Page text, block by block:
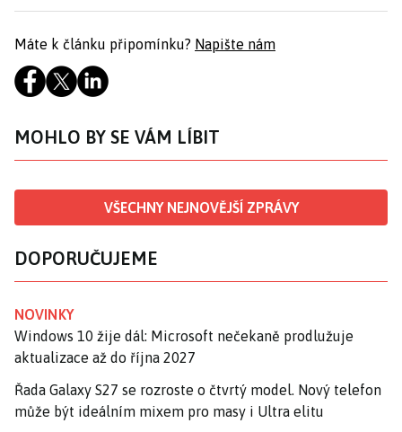
Máte k článku připomínku? Napište nám
MOHLO BY SE VÁM LÍBIT
VŠECHNY NEJNOVĚJŠÍ ZPRÁVY
DOPORUČUJEME
NOVINKY
Windows 10 žije dál: Microsoft nečekaně prodlužuje
aktualizace až do října 2027
Řada Galaxy S27 se rozroste o čtvrtý model. Nový telefon
může být ideálním mixem pro masy i Ultra elitu